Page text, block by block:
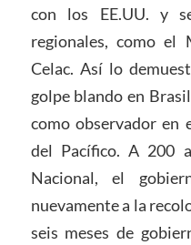
con los EE.UU. y
regionales, como el
Celac. Así lo
golpe blando en
como observador en
del Pacífico. A 200
Nacional, el
nuevamente a la
seis meses de